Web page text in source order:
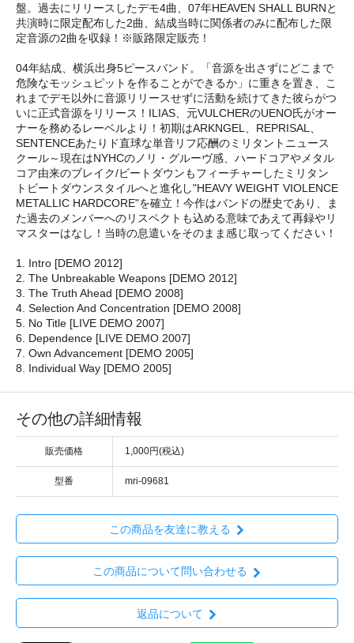
盤。過去にリリースしたデモ4曲、07年HEAVEN SHALL BURNと
共演時に限定配布した2曲、結成当時に関係者のみに配布した限
定音源の2曲を収録！※販路限定販売！
04年結成、横浜出身5ピースバンド。「音源を出さずにどこまで
危険なモッシュピットを作ることができるか」に重きを置き、こ
れまでデモ以外に音源リリースせずに活動を続けてきた彼らがつ
いに正式音源をリリース！ILIAS、元VULCHERのUENO氏がオー
ナーを務めるレーベルより！初期はARKNGEL、REPRISAL、
SENTENCEあたりド直球な単音リフ応酬のミリタントニュース
クール～現在はNYHCのノリ・グルーヴ感、ハードコアやメタル
コア由来のブレイク/ビートダウンもフィーチャーしたミリタン
トビートダウンスタイルへと進化し"HEAVY WEIGHT VIOLENCE
METALLIC HARDCORE"を確立！今作はバンドの歴史であり、ま
た過去のメンバーへのリスペクトも込める意味であえて再録やリ
マスターはなし！当時の息遣いをそのまま感じ取ってください！
1. Intro [DEMO 2012]
2. The Unbreakable Weapons [DEMO 2012]
3. The Truth Ahead [DEMO 2008]
4. Selection And Concentration [DEMO 2008]
5. No Title [LIVE DEMO 2007]
6. Dependence [LIVE DEMO 2007]
7. Own Advancement [DEMO 2005]
8. Individual Way [DEMO 2005]
その他の詳細情報
販売価格 1,000円(税込)
型番 mri-09681
この商品を友達に教える
この商品について問い合わせる
返品について